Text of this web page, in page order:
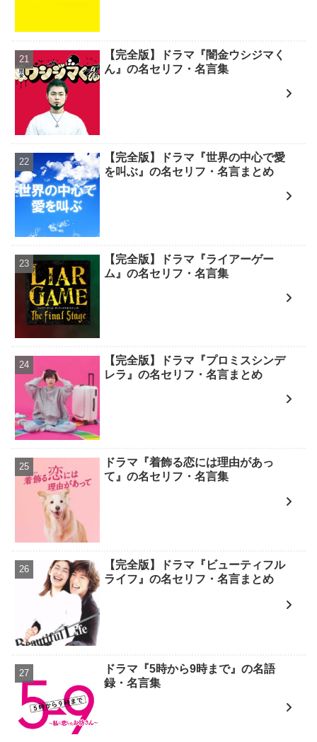
【完全版】ドラマ『闇金ウシジマく
ん』の名セリフ・名言集
【完全版】ドラマ『世界の中心で愛
を叫ぶ』の名セリフ・名言まとめ
【完全版】ドラマ『ライアーゲー
ム』の名セリフ・名言集
【完全版】ドラマ『プロミスシンデ
レラ』の名セリフ・名言まとめ
ドラマ『着飾る恋には理由があっ
て』の名セリフ・名言集
【完全版】ドラマ『ビューティフル
ライフ』の名セリフ・名言まとめ
ドラマ『5時から9時まで』の名語
録・名言集